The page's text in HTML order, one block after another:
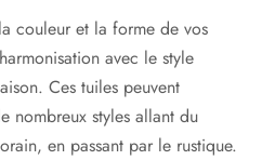
couleur et la forme de vos
avec le style
Ces tuiles peuvent
nombreux styles allant du
en passant par le rustique.